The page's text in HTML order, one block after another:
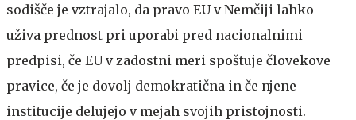
sodišče je vztrajalo, da pravo EU v Nemčiji lahko
uživa prednost pri uporabi pred nacionalnimi
predpisi, če EU v zadostni meri spoštuje človekove
pravice, če je dovolj demokratična in če njene
institucije delujejo v mejah svojih pristojnosti.